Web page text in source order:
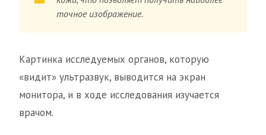
точное изображение.
Картинка исследуемых органов, которую
«видит» ультразвук, выводится на экран
монитора, и в ходе исследования изучается
врачом.